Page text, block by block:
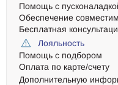
Помощь с
Обеспечение
Бесплатная
Лояльность
Помощь с подбором
Оплата по карте/счету
Дополнительную